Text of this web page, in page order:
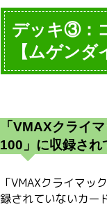
デッキ③：
【ムゲンダ
「VMAXクライ
100」に収録され
「VMAXクライマッ
録されていないカー